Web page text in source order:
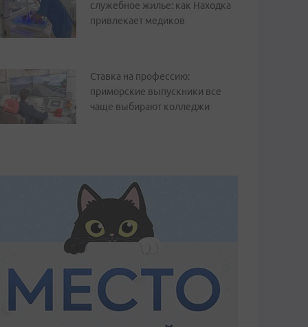
служебное жилье: как Находка
привлекает медиков
Ставка на профессию:
приморские выпускники все
чаще выбирают колледжи